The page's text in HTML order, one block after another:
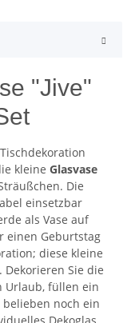
"Jive"
kleine Glasvase
Die
einsetzbar
als Vase auf
einen Geburtstag
diese kleine
Sie die
Urlaub, füllen ein
noch ein